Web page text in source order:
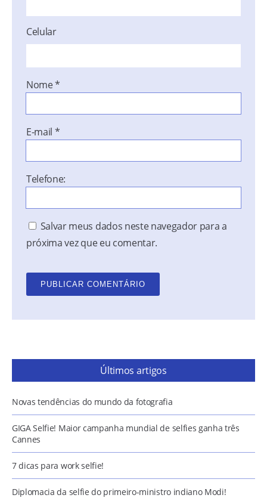
Celular
Nome*
E-mail *
Telefone:
Salvar meus dados neste navegador para a
próxima vez que eu comentar.
Últimos artigos
Novas tendências do mundo da fotografia
GIGA Selfie! Maior campanha mundial de selfies ganha três
Cannes
7 dicas para work selfie!
Diplomacia da selfie do primeiro-ministro indiano Modi!